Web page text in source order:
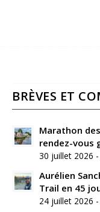
BRÈVES ET
Marathon
rendez-vous
30 juillet 2026
Aurélien
Trail en 45
24 juillet 2026